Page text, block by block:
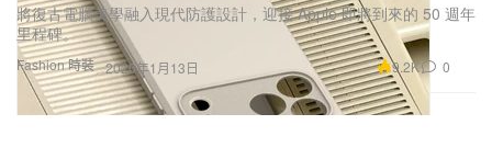
將復古電腦美學融入現代防護設計，迎接 Apple 即將到來的 50 週年
里程碑。
Fashion 時裝 2026年1月13日 9.2K 0